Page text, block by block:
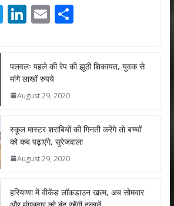
T
er
Li
e
dI
n
E
l
S
e
पलवलः पहले की रेप की झूठी शिकायत, युवक से
मांगे लाखों रुपये
August 29, 2020
स्कूल मास्टर शराबियों की गिनती करेंगे तो बच्चों
को कब पढ़ाएंगे, सुरेजवाला
August 29, 2020
हरियाणा में वीकेंड लॉकडाउन खत्म, अब सोमवार